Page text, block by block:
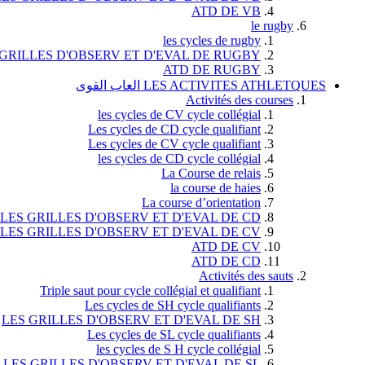
ATD DE VB
le rugby
les cycles de rugby
D'OBSERV ET D'EVAL DE RUGBY
ATD DE RUGBY
LES ACTIVITES ATHLETQUES العاب القوى
Activités des courses
les cycles de CV cycle collégial
Les cycles de CD cycle qualifiant
Les cycles de CV cycle qualifiant
les cycles de CD cycle collégial
La Course de relais
la course de haies
La course d’orientation
LES GRILLES D'OBSERV ET D'EVAL DE CD
LES GRILLES D'OBSERV ET D'EVAL DE CV
ATD DE CV
ATD DE CD
Activités des sauts
Triple saut pour cycle collégial et qualifiant
Les cycles de SH cycle qualifiants
LES GRILLES D'OBSERV ET D'EVAL DE SH
Les cycles de SL cycle qualifiants
les cycles de S H cycle collégial